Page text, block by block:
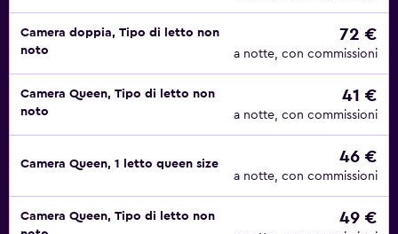
Camera doppia, Tipo di letto non
noto
72 €
a notte, con commissioni
Camera Queen, Tipo di letto non
noto
41 €
a notte, con commissioni
Camera Queen, 1 letto queen size 46 €
a notte, con commissioni
Camera Queen, Tipo di letto non
49 €